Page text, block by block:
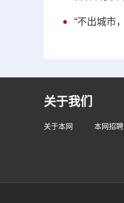
“不出城市
关于我们
关于本网 本网招聘